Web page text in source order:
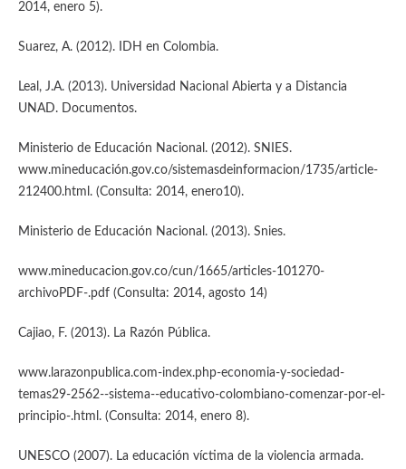
2014, enero 5).
Suarez, A. (2012). IDH en Colombia.
Leal, J.A. (2013). Universidad Nacional Abierta y a Distancia
UNAD. Documentos.
Ministerio de Educación Nacional. (2012). SNIES.
www.mineducación.gov.co/sistemasdeinformacion/1735/article-
212400.html. (Consulta: 2014, enero10).
Ministerio de Educación Nacional. (2013). Snies.
www.mineducacion.gov.co/cun/1665/articles-101270-
archivoPDF-.pdf (Consulta: 2014, agosto 14)
Cajiao, F. (2013). La Razón Pública.
www.larazonpublica.com-index.php-economia-y-sociedad-
temas29-2562--sistema--educativo-colombiano-comenzar-por-el-
principio-.html. (Consulta: 2014, enero 8).
UNESCO (2007). La educación víctima de la violencia armada.